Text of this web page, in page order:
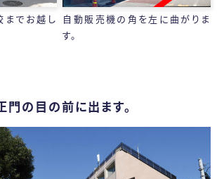
でお越し
自動販売機の角を左に曲がりま
す。
門の目の前に出ます。